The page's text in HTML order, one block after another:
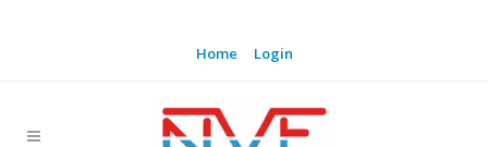
Home Login